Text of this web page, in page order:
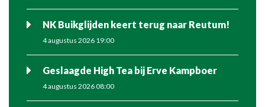
NK Buikglijden keert terug naar Reutum!
4 augustus 2026 19:00
Geslaagde High Tea bij Erve Kampboer
4 augustus 2026 08:00